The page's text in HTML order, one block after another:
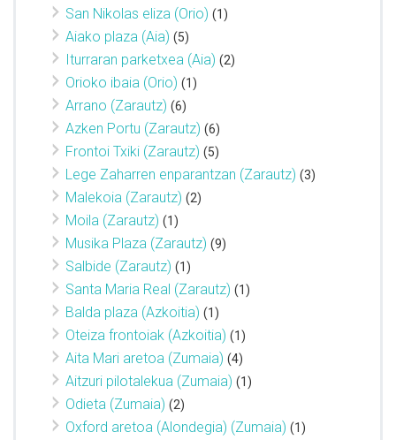
San Nikolas eliza (Orio) (1)
Aiako plaza (Aia) (5)
Iturraran parketxea (Aia) (2)
Orioko ibaia (Orio) (1)
Arrano (Zarautz) (6)
Azken Portu (Zarautz) (6)
Frontoi Txiki (Zarautz) (5)
Lege Zaharren enparantzan (Zarautz) (3)
Malekoia (Zarautz) (2)
Moila (Zarautz) (1)
Musika Plaza (Zarautz) (9)
Salbide (Zarautz) (1)
Santa Maria Real (Zarautz) (1)
Balda plaza (Azkoitia) (1)
Oteiza frontoiak (Azkoitia) (1)
Aita Mari aretoa (Zumaia) (4)
Aitzuri pilotalekua (Zumaia) (1)
Odieta (Zumaia) (2)
Oxford aretoa (Alondegia) (Zumaia) (1)